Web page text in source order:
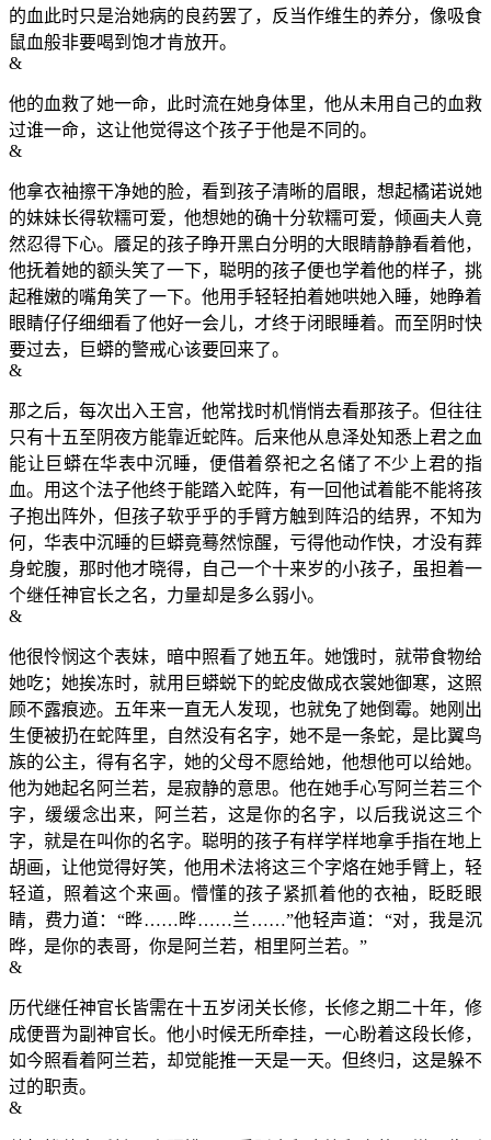
的血此时只是治她病的良药罢了，反当作维生的养分，像吸食
鼠血般非要喝到饱才肯放开。
&
他的血救了她一命，此时流在她身体里，他从未用自己的血救
过谁一命，这让他觉得这个孩子于他是不同的。
&
他拿衣袖擦干净她的脸，看到孩子清晰的眉眼，想起橘诺说她
的妹妹长得软糯可爱，他想她的确十分软糯可爱，倾画夫人竟
然忍得下心。餍足的孩子睁开黑白分明的大眼睛静静看着他，
他抚着她的额头笑了一下，聪明的孩子便也学着他的样子，挑
起稚嫩的嘴角笑了一下。他用手轻轻拍着她哄她入睡，她睁着
眼睛仔仔细细看了他好一会儿，才终于闭眼睡着。而至阴时快
要过去，巨蟒的警戒心该要回来了。
&
那之后，每次出入王宫，他常找时机悄悄去看那孩子。但往往
只有十五至阴夜方能靠近蛇阵。后来他从息泽处知悉上君之血
能让巨蟒在华表中沉睡，便借着祭祀之名储了不少上君的指
血。用这个法子他终于能踏入蛇阵，有一回他试着能不能将孩
子抱出阵外，但孩子软乎乎的手臂方触到阵沿的结界，不知为
何，华表中沉睡的巨蟒竟蓦然惊醒，亏得他动作快，才没有葬
身蛇腹，那时他才晓得，自己一个十来岁的小孩子，虽担着一
个继任神官长之名，力量却是多么弱小。
&
他很怜悯这个表妹，暗中照看了她五年。她饿时，就带食物给
她吃；她挨冻时，就用巨蟒蜕下的蛇皮做成衣裳她御寒，这照
顾不露痕迹。五年来一直无人发现，也就免了她倒霉。她刚出
生便被扔在蛇阵里，自然没有名字，她不是一条蛇，是比翼鸟
族的公主，得有名字，她的父母不愿给她，他想他可以给她。
他为她起名阿兰若，是寂静的意思。他在她手心写阿兰若三个
字，缓缓念出来，阿兰若，这是你的名字，以后我说这三个
字，就是在叫你的名字。聪明的孩子有样学样地拿手指在地上
胡画，让他觉得好笑，他用术法将这三个字烙在她手臂上，轻
轻道，照着这个来画。懵懂的孩子紧抓着他的衣袖，眨眨眼
睛，费力道：“晔……晔……兰……”他轻声道：“对，我是沉
晔，是你的表哥，你是阿兰若，相里阿兰若。”
&
历代继任神官长皆需在十五岁闭关长修，长修之期二十年，修
成便晋为副神官长。他小时候无所牵挂，一心盼着这段长修，
如今照看着阿兰若，却觉能推一天是一天。但终归，这是躲不
过的职责。
&